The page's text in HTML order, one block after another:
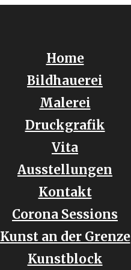
Home
Bildhauerei
Malerei
Druckgrafik
Vita
Ausstellungen
Kontakt
Corona Sessions
Kunst an der Grenze
Kunstblock